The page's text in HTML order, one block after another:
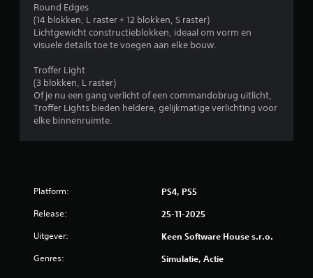
i
n
g
Round Edges
(14 blokken, L raster + 12 blokken, S raster)
Lichtgewicht constructieblokken, ideaal om vorm en
visuele details toe te voegen aan elke bouw.
Troffer Light
(3 blokken, L raster)
Of je nu een gang verlicht of een commandobrug uitlicht,
Troffer Lights bieden heldere, gelijkmatige verlichting voor
elke binnenruimte.
Platform: PS4, PS5
Release: 25-11-2025
Uitgever: Keen Software House s.r.o.
Genres: Simulatie, Actie